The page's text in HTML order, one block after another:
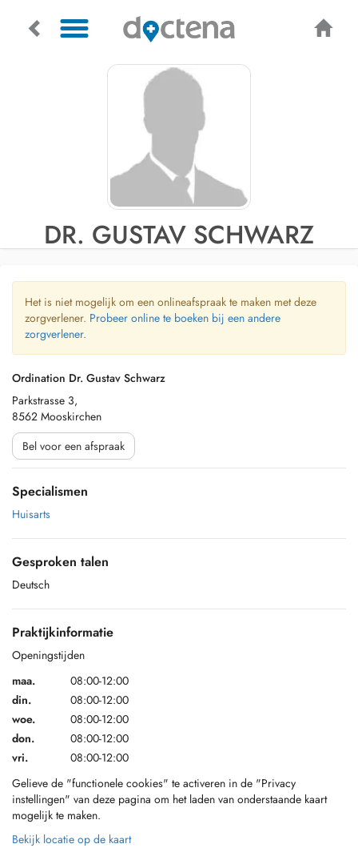
DR. GUSTAV SCHWARZ
Het is niet mogelijk om een onlineafspraak te maken met deze
zorgverlener. Probeer online te boeken bij een andere
zorgverlener.
Ordination Dr. Gustav Schwarz
Parkstrasse 3,
8562 Mooskirchen
Bel voor een afspraak
Specialismen
Huisarts
Gesproken talen
Deutsch
Praktijkinformatie
Openingstijden
maa.
08:00-12:00
din.
08:00-12:00
woe.
08:00-12:00
don.
08:00-12:00
vri.
08:00-12:00
Gelieve de "functionele cookies" te activeren in de "Privacy
instellingen" van deze pagina om het laden van onderstaande kaart
mogelijk te maken.
Bekijk locatie op de kaart